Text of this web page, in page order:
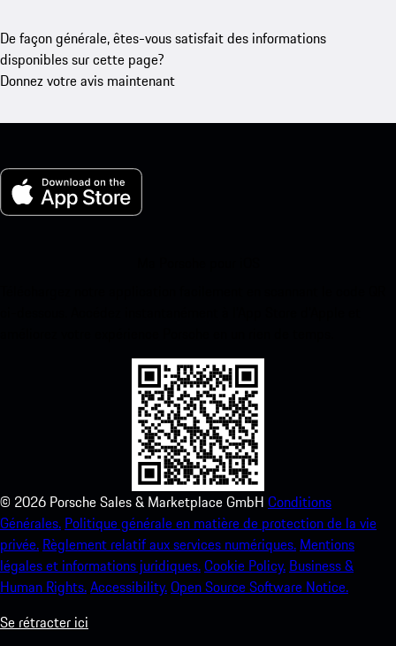
De façon générale, êtes-vous satisfait des informations
disponibles sur cette page?
Donnez votre avis maintenant
© 2026 Porsche Sales & Marketplace GmbH Conditions
Générales. Politique générale en matière de protection de la vie
privée. Règlement relatif aux services numériques. Mentions
légales et informations juridiques.Cookie Policy. Business &
Human Rights.Accessibility.Open Source Software Notice.
Se rétracter ici